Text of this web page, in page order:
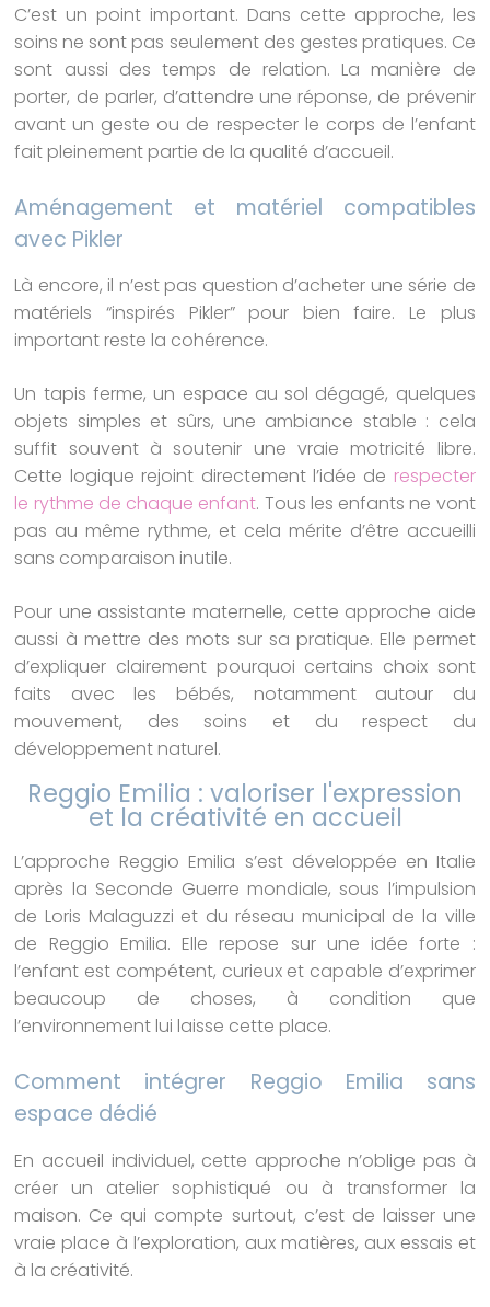
C’est un point important. Dans cette approche, les
soins ne sont pas seulement des gestes pratiques. Ce
sont aussi des temps de relation. La manière de
porter, de parler, d’attendre une réponse, de prévenir
avant un geste ou de respecter le corps de l’enfant
fait pleinement partie de la qualité d’accueil.
Aménagement et matériel compatibles
avec Pikler
Là encore, il n’est pas question d’acheter une série de
matériels “inspirés Pikler” pour bien faire. Le plus
important reste la cohérence.
Un tapis ferme, un espace au sol dégagé, quelques
objets simples et sûrs, une ambiance stable : cela
suffit souvent à soutenir une vraie motricité libre.
Cette logique rejoint directement l’idée de respecter
le rythme de chaque enfant. Tous les enfants ne vont
pas au même rythme, et cela mérite d’être accueilli
sans comparaison inutile.
Pour une assistante maternelle, cette approche aide
aussi à mettre des mots sur sa pratique. Elle permet
d’expliquer clairement pourquoi certains choix sont
faits avec les bébés, notamment autour du
mouvement, des soins et du respect du
développement naturel.
Reggio Emilia : valoriser l'expression
et la créativité en accueil
L’approche Reggio Emilia s’est développée en Italie
après la Seconde Guerre mondiale, sous l’impulsion
de Loris Malaguzzi et du réseau municipal de la ville
de Reggio Emilia. Elle repose sur une idée forte :
l’enfant est compétent, curieux et capable d’exprimer
beaucoup de choses, à condition que
l’environnement lui laisse cette place.
Comment intégrer Reggio Emilia sans
espace dédié
En accueil individuel, cette approche n’oblige pas à
créer un atelier sophistiqué ou à transformer la
maison. Ce qui compte surtout, c’est de laisser une
vraie place à l’exploration, aux matières, aux essais et
à la créativité.